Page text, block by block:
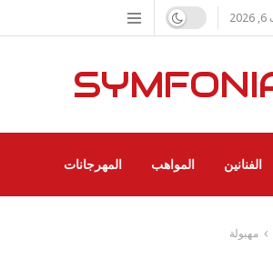
الفنانين المواهب المهرجانات
مهبولة